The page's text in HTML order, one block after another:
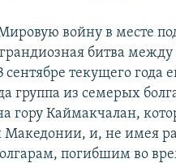
войну в месте
битва
текущего года
группа из семерых
гору Каймакчалан,
Македонии, и, не имея
погибшим во